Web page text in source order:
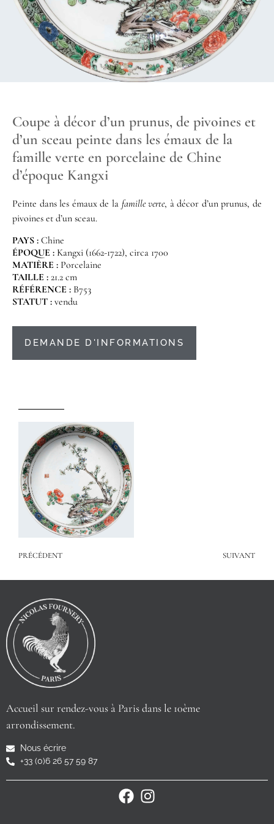
Coupe à décor d’un prunus, de pivoines et
d’un sceau peinte dans les émaux de la
famille verte en porcelaine de Chine
d’époque Kangxi
Peinte dans les émaux de la famille verte, à décor d’un prunus, de
pivoines et d’un sceau.
PAYS : Chine
ÉPOQUE : Kangxi (1662-1722), circa 1700
MATIÈRE : Porcelaine
TAILLE : 21.2 cm
RÉFÉRENCE : B753
STATUT : vendu
DEMANDE D'INFORMATIONS
PRÉCÉDENT SUIVANT
Accueil sur rendez-vous à Paris dans le 10ème
arrondissement.
Nous écrire
+33 (0)6 26 57 59 87